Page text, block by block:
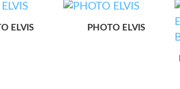
ELVIS PHOTO ELVIS